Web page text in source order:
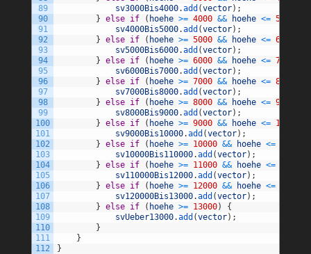
89
90
91
92
93
94
95
96
97
98
99
100
101
102
103
104
105
106
107
108
109
110
111
112
sv3000Bis4000.add (vector) ;
} else if ( hoehe >= 4000 && hoehe <= 5000
sv4000Bis5000.add (vector) ;
} else if ( hoehe >= 5000 && hoehe <= 6000
sv5000Bis6000.add (vector) ;
} else if ( hoehe >= 6000 && hoehe <= 7000
sv6000Bis7000.add (vector) ;
} else if ( hoehe >= 7000 && hoehe <= 8000
sv7000Bis8000.add (vector) ;
} else if ( hoehe >= 8000 && hoehe <= 9000
sv8000Bis9000.add (vector) ;
} else if ( hoehe >= 9000 && hoehe <= 10000
sv9000Bis10000.add (vector) ;
} else if ( hoehe >= 10000 && hoehe <=
sv10000Bis110000.add (vector) ;
} else if ( hoehe >= 11000 && hoehe <=
sv110000Bis12000.add (vector) ;
} else if ( hoehe >= 12000 && hoehe <=
sv120000Bis13000.add (vector) ;
} else if ( hoehe >= 13000)
{
svUeber13000.add (vector) ;
}
}
}